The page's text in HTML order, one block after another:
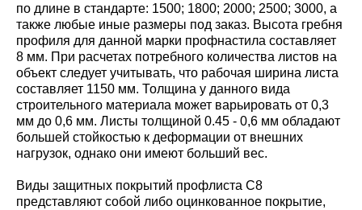
по длине в стандарте: 1500; 1800; 2000; 2500; 3000, а
также любые иные размеры под заказ. Высота гребня
профиля для данной марки профнастила составляет
8 мм. При расчетах потребного количества листов на
объект следует учитывать, что рабочая ширина листа
составляет 1150 мм. Толщина у данного вида
строительного материала может варьировать от 0,3
мм до 0,6 мм. Листы толщиной 0.45 - 0,6 мм обладают
большей стойкостью к деформации от внешних
нагрузок, однако они имеют больший вес.
Виды защитных покрытий профлиста С8
представляют собой либо оцинкованное покрытие,